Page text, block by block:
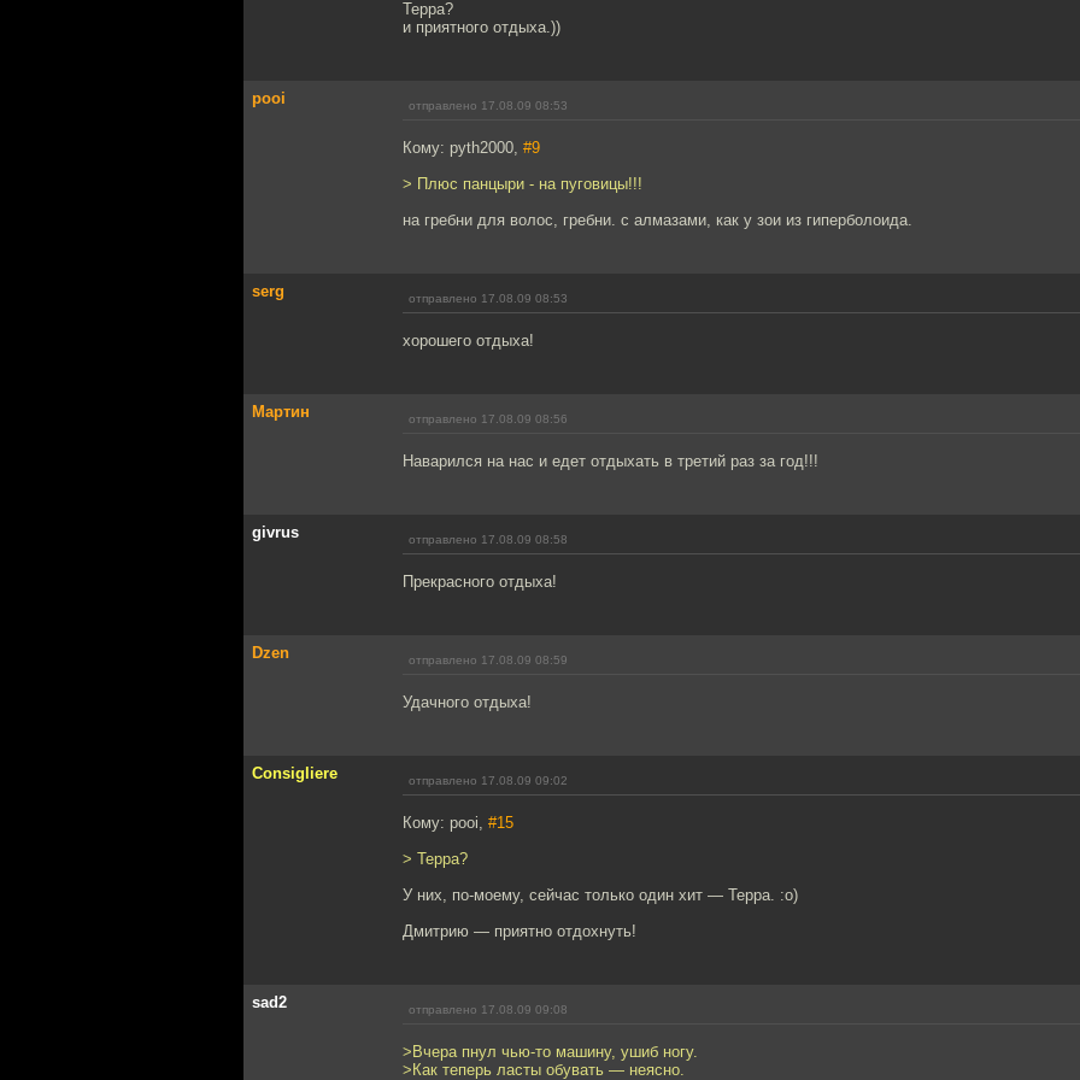
Терра?
и приятного отдыха.))
pooi отправлено 17.08.09 08:53
Кому: pyth2000, #9
> Плюс панцыри - на пуговицы!!!
на гребни для волос, гребни. с алмазами, как у зои из гиперболоида.
serg отправлено 17.08.09 08:53
хорошего отдыха!
Мартин отправлено 17.08.09 08:56
Наварился на нас и едет отдыхать в третий раз за год!!!
givrus отправлено 17.08.09 08:58
Прекрасного отдыха!
Dzen отправлено 17.08.09 08:59
Удачного отдыха!
Consigliere отправлено 17.08.09 09:02
Кому: pooi, #15
> Терра?
У них, по-моему, сейчас только один хит — Терра. :o)
Дмитрию — приятно отдохнуть!
sad2 отправлено 17.08.09 09:08
>Вчера пнул чью-то машину, ушиб ногу.
>Как теперь ласты обувать — неясно.